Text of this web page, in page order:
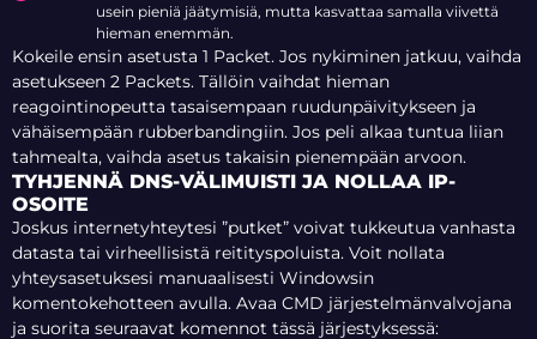
usein pieniä jäätymisiä, mutta kasvattaa samalla viivettä
hieman enemmän.
Kokeile ensin asetusta 1 Packet. Jos nykiminen jatkuu, vaihda
asetukseen 2 Packets. Tällöin vaihdat hieman
reagointinopeutta tasaisempaan ruudunpäivitykseen ja
vähäisempään rubberbandingiin. Jos peli alkaa tuntua liian
tahmealta, vaihda asetus takaisin pienempään arvoon.
TYHJENNÄ DNS-VÄLIMUISTI JA NOLLAA IP-
OSOITE
Joskus internetyhteytesi ”putket” voivat tukkeutua vanhasta
datasta tai virheellisistä reitityspoluista. Voit nollata
yhteysasetuksesi manuaalisesti Windowsin
komentokehotteen avulla. Avaa CMD järjestelmänvalvojana
ja suorita seuraavat komennot tässä järjestyksessä: